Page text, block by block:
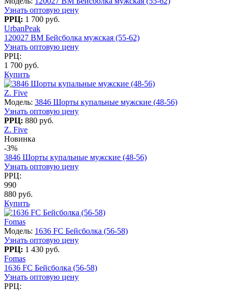
Узнать оптовую цену
РРЦ: 1 700 руб.
UrbanPeak
120027 BM Бейсболка мужская (55-62)
Узнать оптовую цену
РРЦ:
1 700 руб.
Купить
Z. Five
Модель: 3846 Шорты купальные мужские (48-56)
Узнать оптовую цену
РРЦ: 880 руб.
Z. Five
Новинка
-3%
3846 Шорты купальные мужские (48-56)
Узнать оптовую цену
РРЦ:
990
880 руб.
Купить
Fomas
Модель: 1636 FC Бейсболка (56-58)
Узнать оптовую цену
РРЦ: 1 430 руб.
Fomas
1636 FC Бейсболка (56-58)
Узнать оптовую цену
РРЦ: